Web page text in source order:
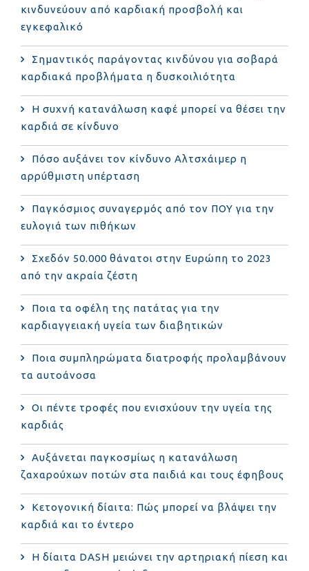
κινδυνεύουν από καρδιακή προσβολή και
εγκεφαλικό
Σημαντικός παράγοντας κινδύνου για σοβαρά
καρδιακά προβλήματα η δυσκοιλιότητα
Η συχνή κατανάλωση καφέ μπορεί να θέσει την
καρδιά σε κίνδυνο
Πόσο αυξάνει τον κίνδυνο Αλτσχάιμερ η
αρρύθμιστη υπέρταση
Παγκόσμιος συναγερμός από τον ΠΟΥ για την
ευλογιά των πιθήκων
Σχεδόν 50.000 θάνατοι στην Ευρώπη το 2023
από την ακραία ζέστη
Ποια τα οφέλη της πατάτας για την
καρδιαγγειακή υγεία των διαβητικών
Ποια συμπληρώματα διατροφής προλαμβάνουν
τα αυτοάνοσα
Οι πέντε τροφές που ενισχύουν την υγεία της
καρδιάς
Αυξάνεται παγκοσμίως η κατανάλωση
ζαχαρούχων ποτών στα παιδιά και τους έφηβους
Κετογονική δίαιτα: Πώς μπορεί να βλάψει την
καρδιά και το έντερο
Η δίαιτα DASH μειώνει την αρτηριακή πίεση και